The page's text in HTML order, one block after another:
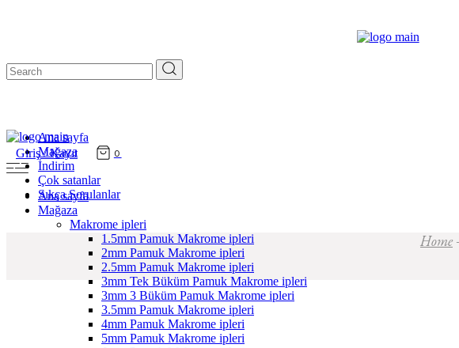
Search
for:
Ana sayfa
Mağaza
İndirim
Çok satanlar
Sıkça Sorulanlar
Giriş / Kayıt 0
Ana sayfa
Mağaza
Makrome ipleri
1.5mm Pamuk Makrome ipleri
2mm Pamuk Makrome ipleri
2.5mm Pamuk Makrome ipleri
3mm Tek Büküm Pamuk Makrome ipleri
3mm 3 Büküm Pamuk Makrome ipleri
3.5mm Pamuk Makrome ipleri
4mm Pamuk Makrome ipleri
5mm Pamuk Makrome ipleri
Home